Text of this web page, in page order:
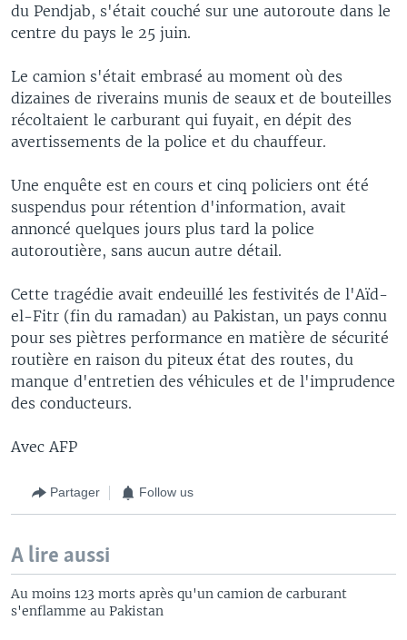
du Pendjab, s'était couché sur une autoroute dans le
centre du pays le 25 juin.
Le camion s'était embrasé au moment où des
dizaines de riverains munis de seaux et de bouteilles
récoltaient le carburant qui fuyait, en dépit des
avertissements de la police et du chauffeur.
Une enquête est en cours et cinq policiers ont été
suspendus pour rétention d'information, avait
annoncé quelques jours plus tard la police
autoroutière, sans aucun autre détail.
Cette tragédie avait endeuillé les festivités de l'Aïd-
el-Fitr (fin du ramadan) au Pakistan, un pays connu
pour ses piètres performance en matière de sécurité
routière en raison du piteux état des routes, du
manque d'entretien des véhicules et de l'imprudence
des conducteurs.
Avec AFP
Partager Follow us
A lire aussi
Au moins 123 morts après qu'un camion de carburant
s'enflamme au Pakistan